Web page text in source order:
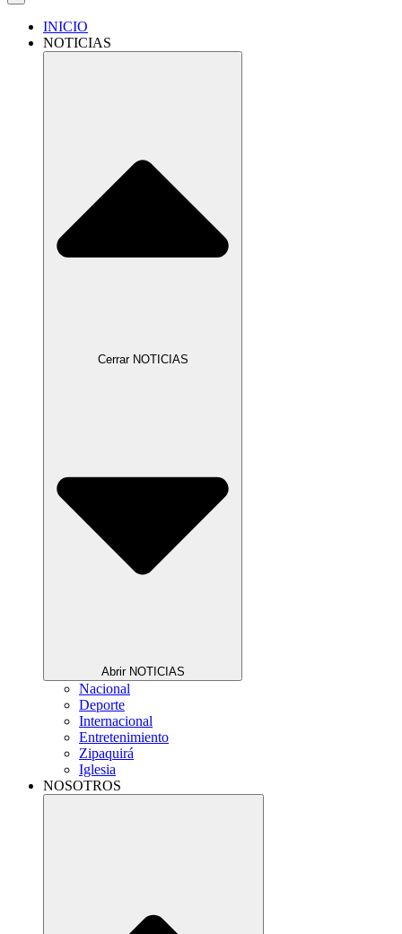
INICIO
NOTICIAS
Cerrar NOTICIAS
Abrir NOTICIAS
Nacional
Deporte
Internacional
Entretenimiento
Zipaquirá
Iglesia
NOSOTROS